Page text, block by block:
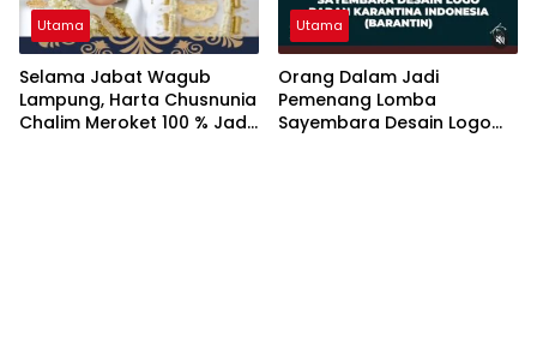
Utama
Selama Jabat Wagub
Lampung, Harta Chusnunia
Chalim Meroket 100 % Jadi
Utama
Orang Dalam Jadi
Pemenang Lomba
Sayembara Desain Logo